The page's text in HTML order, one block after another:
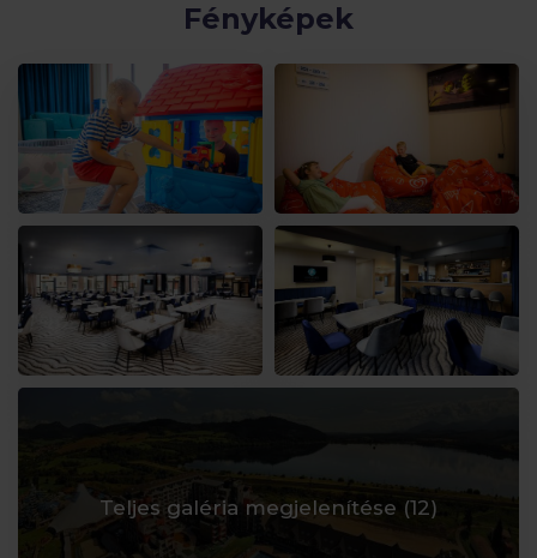
Fényképek
Teljes galéria megjelenítése (12)